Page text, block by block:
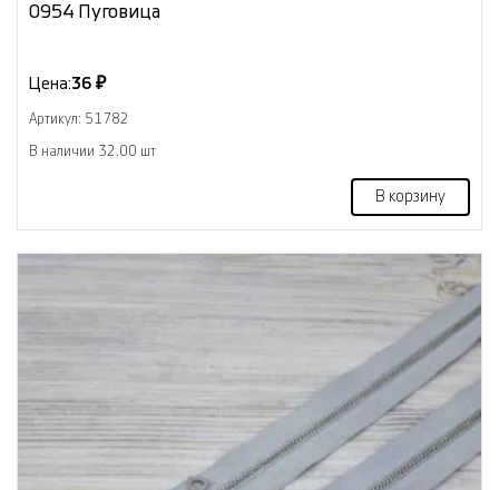
0954 Пуговица
Цена:36 ₽
Артикул: 51782
В наличии 32.00 шт
В корзину